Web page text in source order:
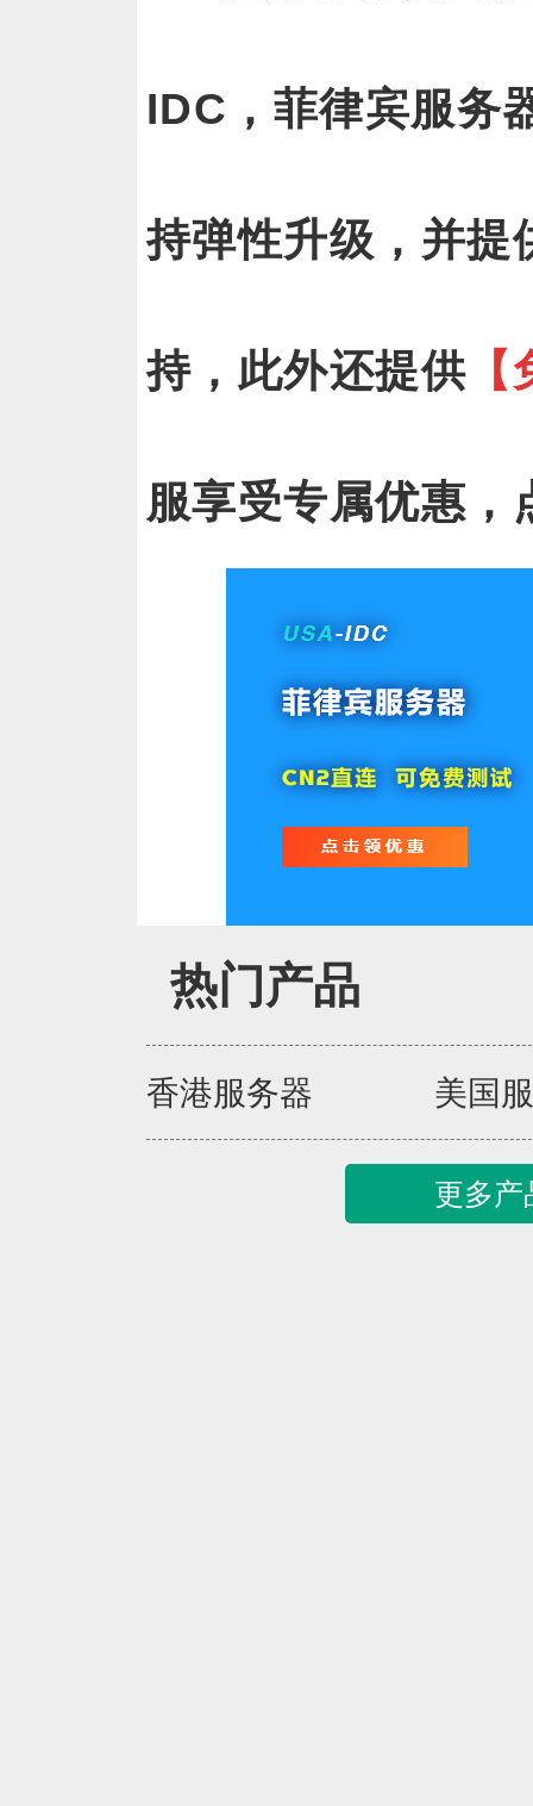
IDC，菲律宾服务
持弹性升级，并提
持，此外还提供
服享受专属优惠，
热门产品
香港服务器 美国
更多产